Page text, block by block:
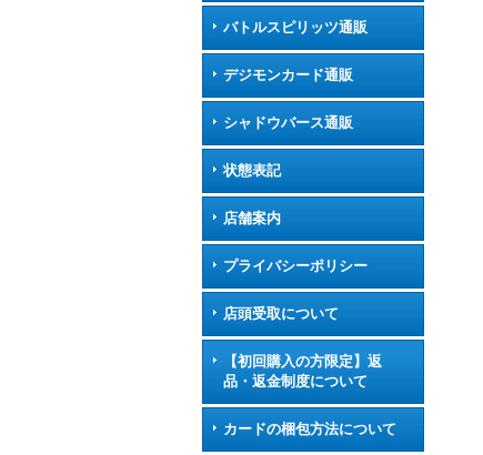
バトルスピリッツ通販
デジモンカード通販
シャドウバース通販
状態表記
店舗案内
プライバシーポリシー
店頭受取について
【初回購入の方限定】返
品・返金制度について
カードの梱包方法について